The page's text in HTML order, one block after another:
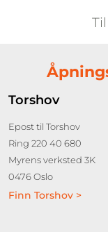
Torshov
Epost til Torshov
Ring 220 40 680
Myrens verksted 3K
0476 Oslo
Finn Torshov >